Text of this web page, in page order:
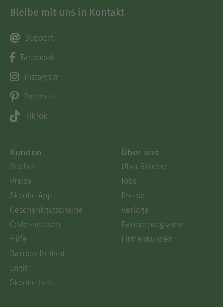
Bleibe mit uns in Kontakt
Support
Facebook
Instagram
Pinterest
TikTok
Kunden
Bücher
Preise
Skoobe App
Geschenkgutscheine
Code einlösen
Hilfe
Barrierefreiheit
Login
Skoobe liest
Über uns
Über Skoobe
Jobs
Presse
Verlage
Partnerprogramm
Firmenkunden